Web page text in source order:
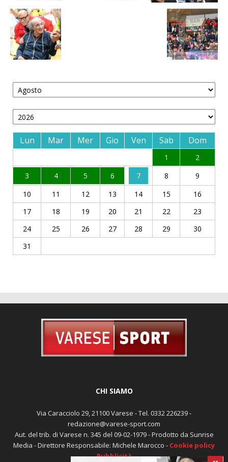
Lun Mar Mer Gio Ven Sab Dom
1
2
3
4 5 6 7 8
9
10
11 12 13 14 15
16
17
18 19 20 21 22
23
24
25 26 27 28 29
30
31
CHI SIAMO
Via Caracciolo 29, 21100 Varese - Tel. 0332 226239 -
redazione@varese-sport.com
Aut. del trib. di Varese n. 345 del 09-02-1979 - Prodotto da Sunrise
Media - Direttore Responsabile: Michele Marocco - Cookie policy
Pubblicità